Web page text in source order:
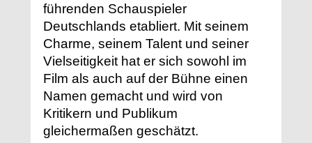
führenden Schauspieler
Deutschlands etabliert. Mit seinem
Charme, seinem Talent und seiner
Vielseitigkeit hat er sich sowohl im
Film als auch auf der Bühne einen
Namen gemacht und wird von
Kritikern und Publikum
gleichermaßen geschätzt.